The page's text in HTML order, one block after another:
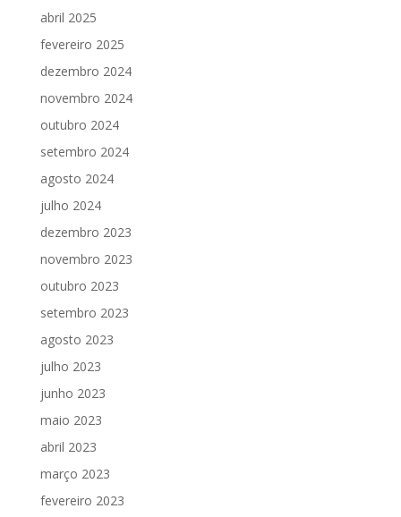
abril 2025
fevereiro 2025
dezembro 2024
novembro 2024
outubro 2024
setembro 2024
agosto 2024
julho 2024
dezembro 2023
novembro 2023
outubro 2023
setembro 2023
agosto 2023
julho 2023
junho 2023
maio 2023
abril 2023
março 2023
fevereiro 2023